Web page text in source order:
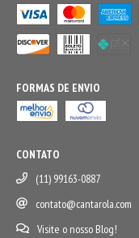
FORMAS DE ENVIO
CONTATO
(11) 99163-0887
contato@cantarola.com
Visite o nosso Blog!